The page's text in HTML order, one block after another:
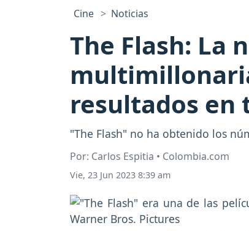
Cine Noticias
The Flash: La
resultados en
"The Flash" no ha obtenido los
Por: Carlos Espitia • Colombia.com
Vie, 23 Jun 2023 8:39 am